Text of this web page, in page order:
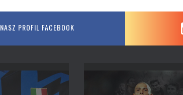
NASZ PROFIL FACEBOOK